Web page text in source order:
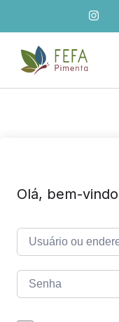
Olá, bem-